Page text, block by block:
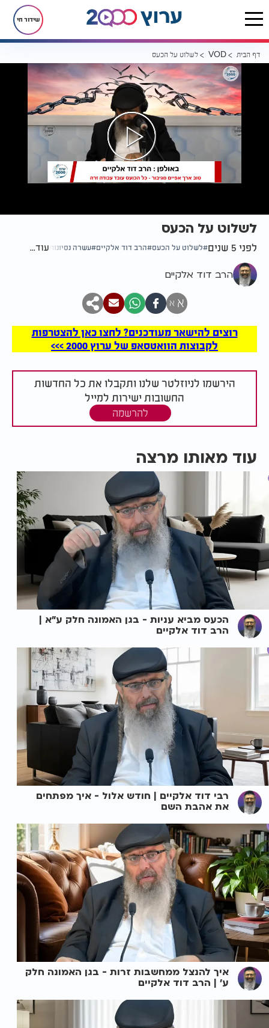
שידור חי
דף הבית VOD לשלוט על הכעס
לשלוט על הכעס
לפני 5 שנים לשלוט על הכעס הרב דוד אלקיים עשרה נסיונות עוד...
הרב דוד אלקיים
א א
רוצים להישאר מעודכנים? לחצו כאן להצטרפות
לקבוצות הוואטסאפ של ערוץ 2000 >>>
הירשמו לניוזלטר שלנו ותקבלו את כל החדשות
החשובות ישירות למייל
להרשמה
עוד מאותו מרצה
הכעס מביא עניות - בגן האמונה חלק ע"א |
הרב דוד אלקיים
רבי דוד אלקיים | חודש אלול - איך מפתחים
את אהבת השם
איך להנצל ממחשבות זרות - בגן האמונה חלק
ע' | הרב דוד אלקיים